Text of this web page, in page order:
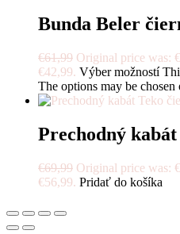
Bunda Beler
€61,99 Original price was:
€42,99. Výber možností
The options may be chosen
Prechodný
€69,99 Original price was:
€56,99. Pridať do košíka